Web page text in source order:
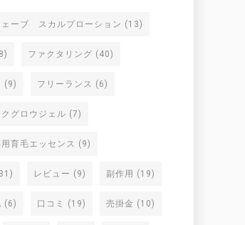
ェーブ スカルプローション (13)
ファクタリング (40)
(9) フリーランス (6)
グロウジェル (7)
育毛エッセンス (9)
レビュー (9) 副作用 (19)
(6) 口コミ (19) 売掛金 (10)